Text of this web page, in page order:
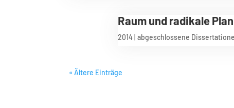
Raum und radikale
2014| abgeschlossene
« Ältere Einträge